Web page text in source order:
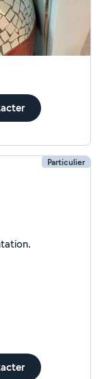
Particulier
ma présentation.